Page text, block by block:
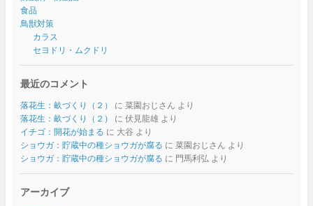
食品
鳥獣対策
カラス
セヨドリ・ムクドリ
最近のコメント
落花生：畝づくり（２） に 菜園おじさん より
落花生：畝づくり（２）
に 伏見龍雄より
イチゴ：開花が始まる に 大谷 より
ショウガ：貯蔵中の種ショウガが腐る に 菜園おじさん より
ショウガ：貯蔵中の種ショウガが腐る に 門馬利弘 より
アーカイブ